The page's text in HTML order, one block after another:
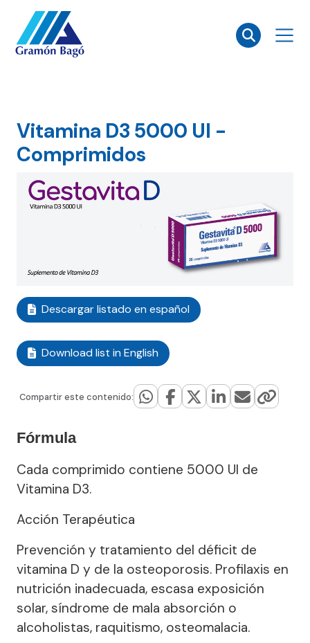
×
Vitamina D3 5000 UI -
Comprimidos
Descargar listado en español
Download list in English
Compartir este contenido:
Fórmula
Cada comprimido contiene 5000 UI de
Vitamina D3.
Acción Terapéutica
Prevención y tratamiento del déficit de
vitamina D y de la osteoporosis. Profilaxis en
nutrición inadecuada, escasa exposición
solar, síndrome de mala absorción o
alcoholistas, raquitismo, osteomalacia.